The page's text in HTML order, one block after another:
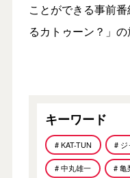
ことができる事前
るカトゥーン？」の
キーワード
# KAT-TUN # ジ
# 中丸雄一 # 亀